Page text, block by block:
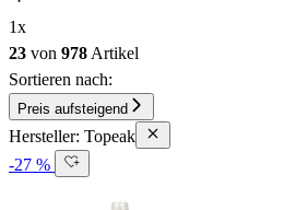
1x
23 von 978 Artikel
Sortieren nach:
Preis aufsteigend
Hersteller: Topeak
-27 %